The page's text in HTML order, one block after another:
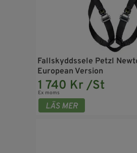
Fallskyddssele Petzl
European Version
1 740 Kr /St
Ex moms